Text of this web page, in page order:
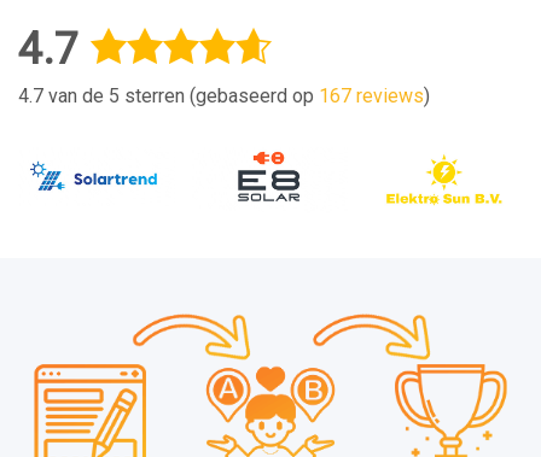
4.7
4.7 van de 5 sterren (gebaseerd op 167 reviews)